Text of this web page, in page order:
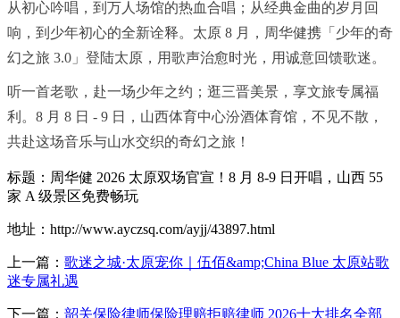
从初心吟唱，到万人场馆的热血合唱；从经典金曲的岁月回
响，到少年初心的全新诠释。太原 8 月，周华健携「少年的奇
幻之旅 3.0」登陆太原，用歌声治愈时光，用诚意回馈歌迷。
听一首老歌，赴一场少年之约；逛三晋美景，享文旅专属福
利。8 月 8 日 - 9 日，山西体育中心汾酒体育馆，不见不散，
共赴这场音乐与山水交织的奇幻之旅！
标题：周华健 2026 太原双场官宣！8 月 8-9 日开唱，山西 55
家 A 级景区免费畅玩
地址：http://www.ayczsq.com/ayjj/43897.html
上一篇： 歌迷之城·太原宠你｜伍佰&amp;China Blue 太原站歌
迷专属礼遇
下一篇： 韶关保险律师保险理赔拒赔律师 2026十大排名全部